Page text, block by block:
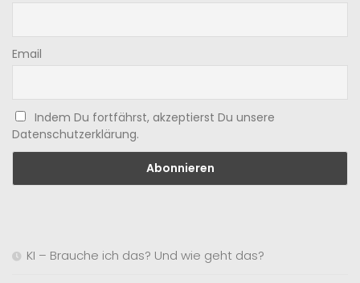
Email
Indem Du fortfährst, akzeptierst Du unsere
Datenschutzerklärung.
KI – Brauche ich das? Und wie geht das?